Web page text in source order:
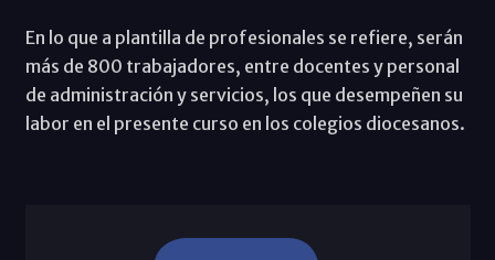
En lo que a plantilla de profesionales se refiere, serán
más de 800 trabajadores, entre docentes y personal
de administración y servicios, los que desempeñen su
labor en el presente curso en los colegios diocesanos.